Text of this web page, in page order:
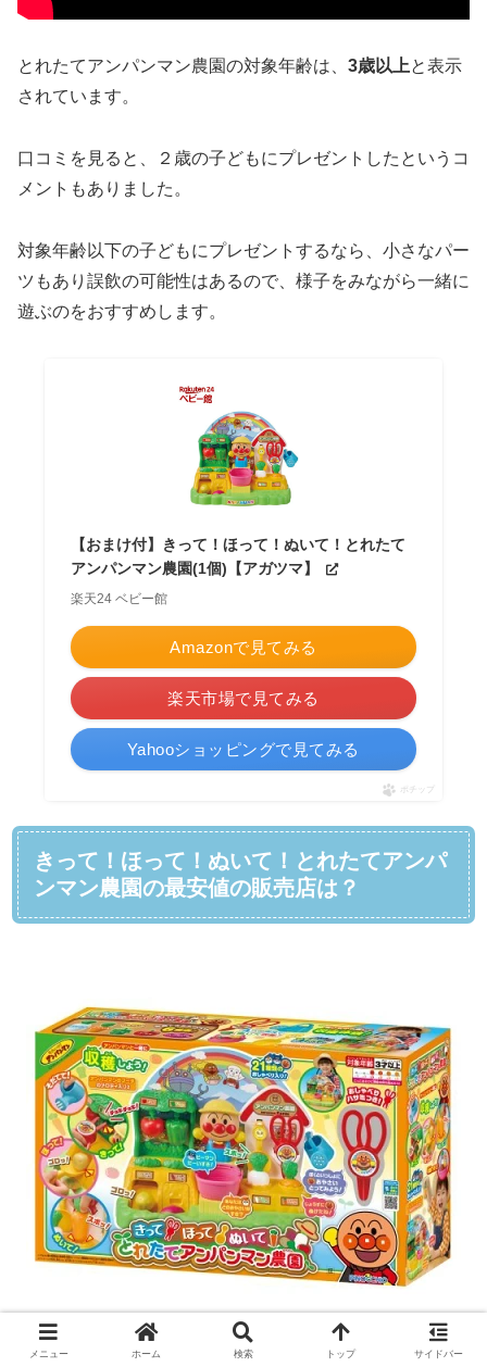
とれたてアンパンマン農園の対象年齢は、 3歳以上と表示
されています。
口コミを見ると、２歳の子どもにプレゼントしたというコ
メントもありました。
対象年齢以下の子どもにプレゼントするなら、小さなパー
ツもあり誤飲の可能性はあるので、様子をみながら一緒に
遊ぶのをおすすめします。
【おまけ付】きって！ほって！ぬいて！とれたて
アンパンマン農園(1個)【アガツマ】
楽天24 ベビー館
Amazonで見てみる
楽天市場で見てみる
Yahooショッピングで見てみる
ポチップ
きって！ほって！ぬいて！とれたてアンパ
ンマン農園の最安値の販売店は？
メニュー ホーム 検索 トップ サイドバー